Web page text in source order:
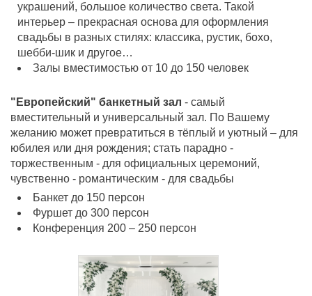
украшений, большое количество света. Такой
интерьер – прекрасная основа для оформления
свадьбы в разных стилях: классика, рустик, бохо,
шебби-шик и другое…
Залы вместимостью от 10 до 150 человек
"Европейский" банкетный зал - самый
вместительный и универсальный зал. По Вашему
желанию может превратиться в тёплый и уютный – для
юбилея или дня рождения; стать парадно -
торжественным - для официальных церемоний,
чувственно - романтическим - для свадьбы
Банкет до 150 персон
Фуршет до 300 персон
Конференция 200 – 250 персон